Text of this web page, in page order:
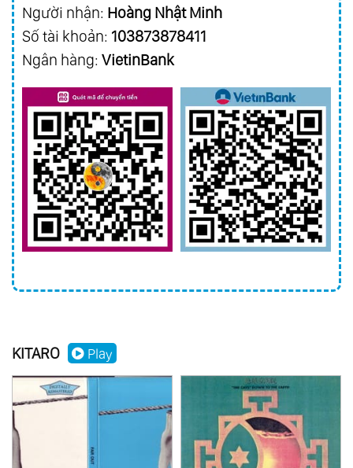
Người nhận: Hoàng Nhật Minh
Số tài khoản: 103873878411
Ngân hàng: VietinBank
KITARO Play